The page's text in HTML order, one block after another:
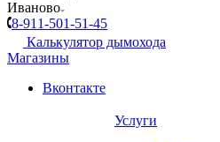
Иваново
8-911-501-51-45
Калькулятор дымохода
Магазины
Вконтакте
Услуги